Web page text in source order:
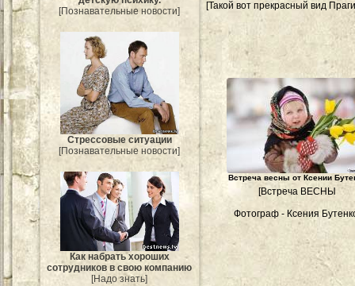
[Познавательные новости]
Стрессовые ситуации
[Познавательные новости]
Как набрать хороших
сотрудников в свою компанию
[Надо знать]
[Такой вот прекрасный вид
Встреча весны от Ксении
[Встреча ВЕСНЫ
Фотограф - Ксения